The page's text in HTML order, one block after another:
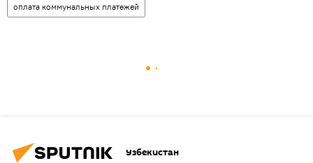
оплата коммунальных платежей
Узбекистан